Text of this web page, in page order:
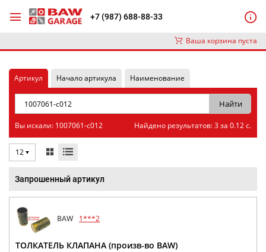
+7 (987) 688-88-33
Ваша корзина пуста
Артикул Начало артикула Наименование
Вы искали: 1007061-c012 Найдено результатов: 3 за 0.12 с.
12
Запрошенный артикул
BAW 1***2
ТОЛКАТЕЛЬ КЛАПАНА (произв-во BAW)